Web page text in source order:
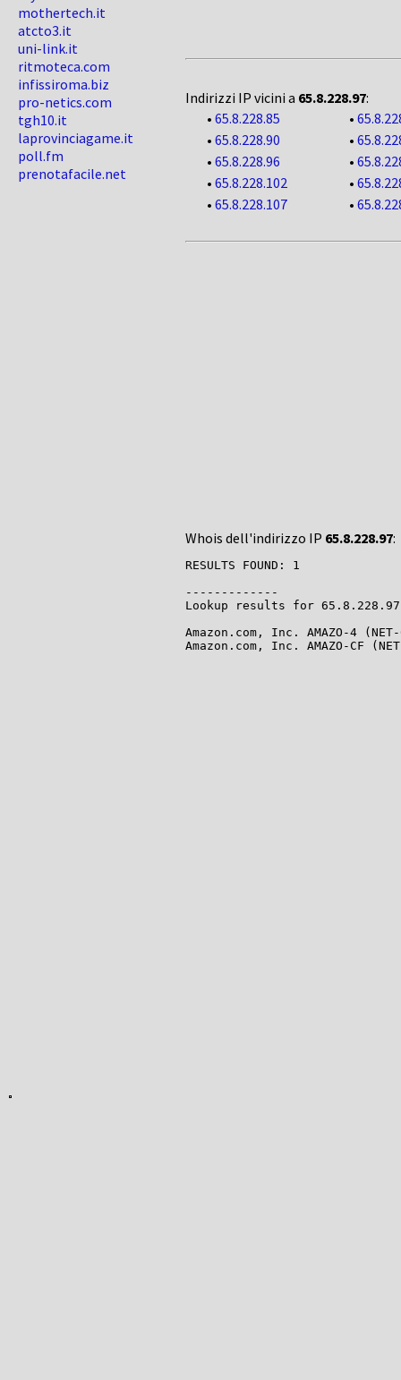
mothertech.it
atcto3.it
uni-link.it
ritmoteca.com
infissiroma.biz
pro-netics.com
tgh10.it
laprovinciagame.it
poll.fm
prenotafacile.net
Indirizzi IP vicini a 65.8.228.97:
• 65.8.228.85 •
• 65.8.228.90 •
• 65.8.228.96 •
• 65.8.228.102 •
• 65.8.228.107 •
Whois dell'indirizzo IP 65.8.228.97:
RESULTS FOUND: 1
-------------
Lookup results for
Amazon.com, Inc. AMAZO-4
Amazon.com, Inc. AMAZO-CF